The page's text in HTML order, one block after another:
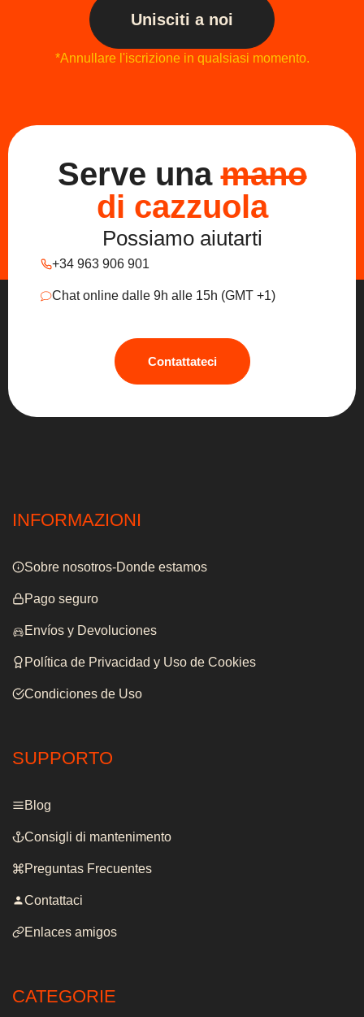
Unisciti a noi
*Annullare l'iscrizione in qualsiasi momento.
Serve unamano
di cazzuola
Possiamo aiutarti
+34 963 906 901
Chat online dalle 9h alle 15h (GMT +1)
Contattateci
INFORMAZIONI
Sobre nosotros-Donde estamos
Pago seguro
Envíos y Devoluciones
Política de Privacidad y Uso de Cookies
Condiciones de Uso
SUPPORTO
Blog
Consigli di mantenimento
Preguntas Frecuentes
Contattaci
Enlaces amigos
CATEGORIE